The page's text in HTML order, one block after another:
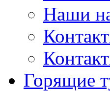
Наши
Горящие